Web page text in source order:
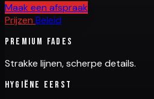
Maak een afspraak
Prijzen Beleid
Premium fades
Strakke lijnen, scherpe details.
Hygiëne eerst